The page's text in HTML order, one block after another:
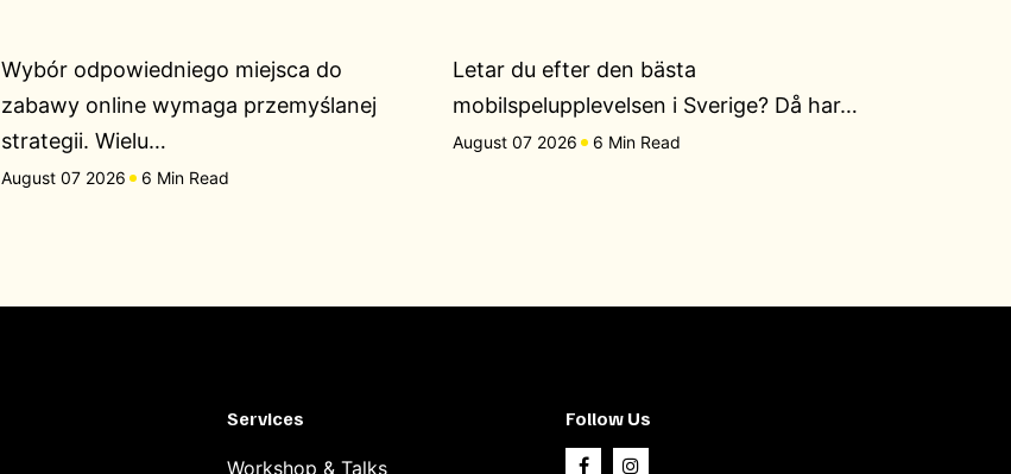
Wybór odpowiedniego miejsca do
zabawy online wymaga przemyślanej
strategii. Wielu…
August 07 2026 6 Min Read
Letar du efter den bästa
mobilspelupplevelsen i Sverige? Då har…
August 07 2026 6 Min Read
Services
Workshop & Talks
Follow Us